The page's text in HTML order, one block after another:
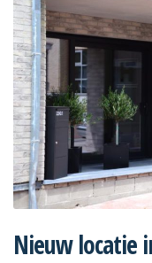
Nieuw locatie